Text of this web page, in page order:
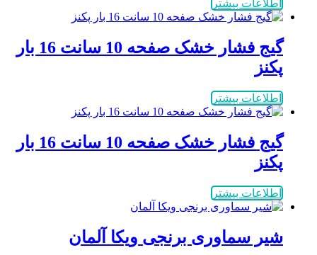
اطلاعات بیشتر
گیج فشار خشک صفحه 10 سانت 16 بار
پکنز
اطلاعات بیشتر
گیج فشار خشک صفحه 10 سانت 16 بار
پکنز
اطلاعات بیشتر
شیر سماوری برنجی ویکا آلمان